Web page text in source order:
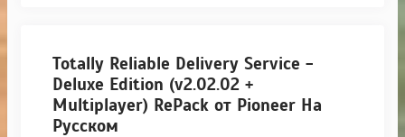
Totally Reliable Delivery Service -
Deluxe Edition (v2.02.02 +
Multiplayer) RePack от Pioneer На
Русском